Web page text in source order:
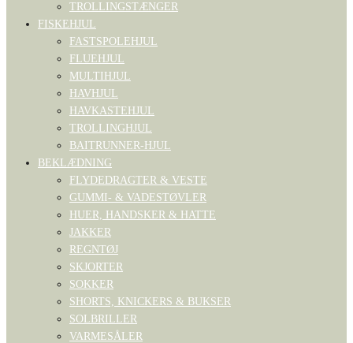
TROLLINGSTÆNGER
FISKEHJUL
FASTSPOLEHJUL
FLUEHJUL
MULTIHJUL
HAVHJUL
HAVKASTEHJUL
TROLLINGHJUL
BAITRUNNER-HJUL
BEKLÆDNING
FLYDEDRAGTER & VESTE
GUMMI- & VADESTØVLER
HUER, HANDSKER & HATTE
JAKKER
REGNTØJ
SKJORTER
SOKKER
SHORTS, KNICKERS & BUKSER
SOLBRILLER
VARMESÅLER